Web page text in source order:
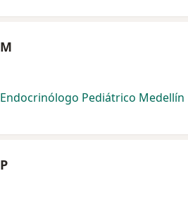
M
Endocrinólogo Pediátrico Medellín
P